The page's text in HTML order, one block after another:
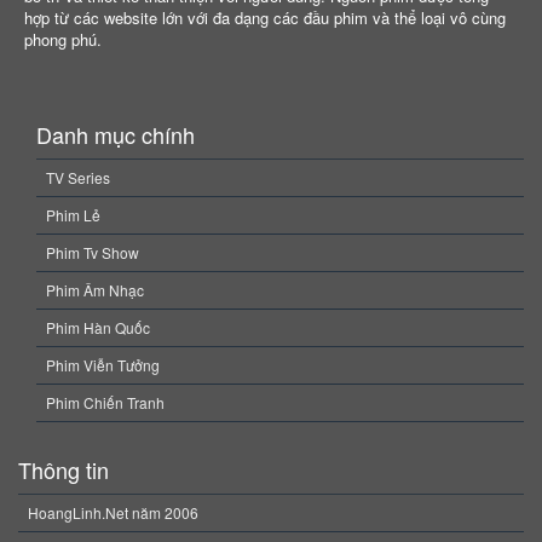
hợp từ các website lớn với đa dạng các đầu phim và thể loại vô cùng
phong phú.
Danh mục chính
TV Series
Phim Lẻ
Phim Tv Show
Phim Âm Nhạc
Phim Hàn Quốc
Phim Viễn Tưởng
Phim Chiến Tranh
Thông tin
HoangLinh.Net năm 2006